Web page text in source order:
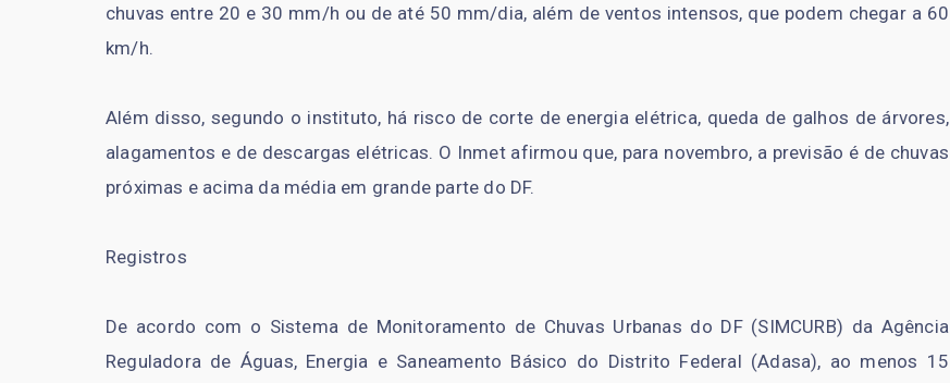
chuvas entre 20 e 30 mm/h ou de até 50 mm/dia, além de ventos intensos, que podem chegar a 60
km/h.
Além disso, segundo o instituto, há risco de corte de energia elétrica, queda de galhos de árvores,
alagamentos e de descargas elétricas. O Inmet afirmou que, para novembro, a previsão é de chuvas
próximas e acima da média em grande parte do DF.
Registros
De acordo com o Sistema de Monitoramento de Chuvas Urbanas do DF (SIMCURB) da Agência
Reguladora de Águas, Energia e Saneamento Básico do Distrito Federal (Adasa), ao menos 15